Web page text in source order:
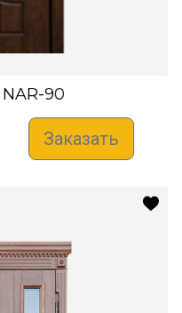
NAR-90
Заказать